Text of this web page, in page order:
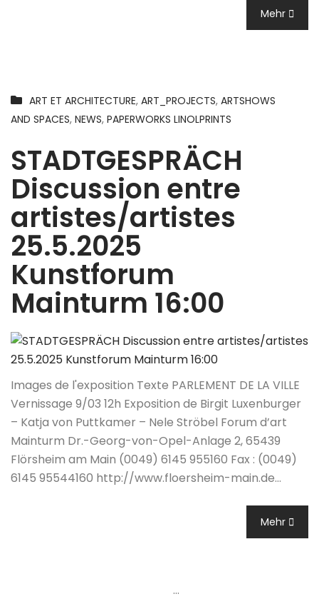
Mehr
ART ET ARCHITECTURE, ART_PROJECTS, ARTSHOWS
AND SPACES, NEWS, PAPERWORKS LINOLPRINTS
STADTGESPRÄCH
Discussion entre
artistes/artistes
25.5.2025
Kunstforum
Mainturm 16:00
Images de l'exposition Texte PARLEMENT DE LA VILLE
Vernissage 9/03 12h Exposition de Birgit Luxenburger
– Katja von Puttkamer – Nele Ströbel Forum d’art
Mainturm Dr.-Georg-von-Opel-Anlage 2, 65439
Flörsheim am Main (0049) 6145 955160 Fax : (0049)
6145 95544160 http://www.floersheim-main.de…
Mehr
…